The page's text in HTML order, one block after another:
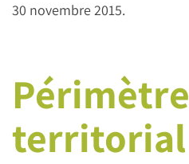
30 novembre 2015.
Périmètre
territorial